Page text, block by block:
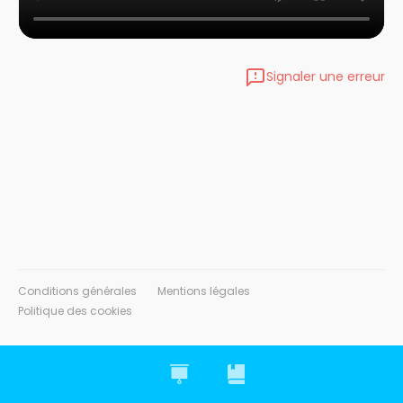
Signaler une erreur
Conditions générales
Mentions légales
Politique des cookies